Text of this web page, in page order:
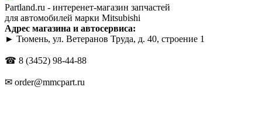
Partland.ru - интеренет-магазин запчастей
для автомобилей марки Mitsubishi
Адрес магазина и автосервиса:
► Тюмень, ул. Ветеранов Труда, д. 40, строение 1
☎ 8 (3452) 98-44-88
✉ order@mmcpart.ru